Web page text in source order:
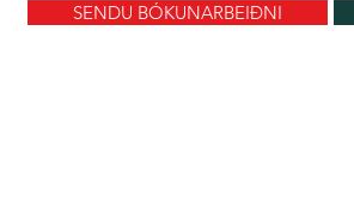
SENDU BÓKUNARBEIÐNI